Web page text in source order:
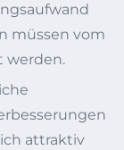
müssen vom
werden.
attraktiv